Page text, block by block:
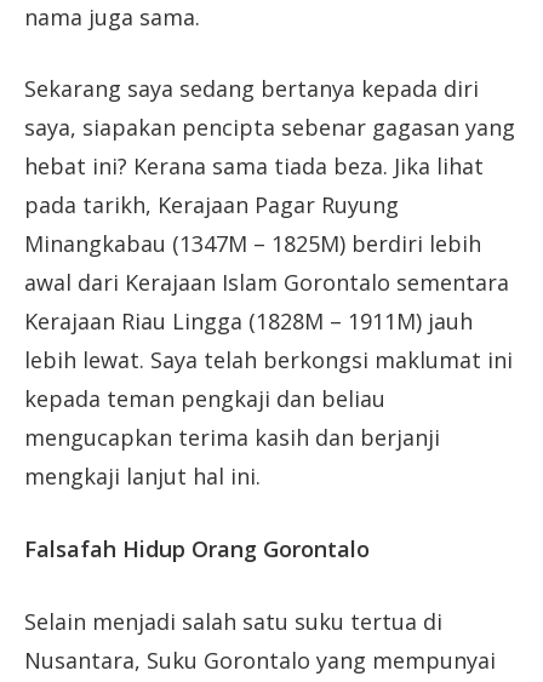
nama juga sama.
Sekarang saya sedang bertanya kepada diri
saya, siapakan pencipta sebenar gagasan yang
hebat ini? Kerana sama tiada beza. Jika lihat
pada tarikh, Kerajaan Pagar Ruyung
Minangkabau (1347M – 1825M) berdiri lebih
awal dari Kerajaan Islam Gorontalo sementara
Kerajaan Riau Lingga (1828M – 1911M) jauh
lebih lewat. Saya telah berkongsi maklumat ini
kepada teman pengkaji dan beliau
mengucapkan terima kasih dan berjanji
mengkaji lanjut hal ini.
Falsafah Hidup Orang Gorontalo
Selain menjadi salah satu suku tertua di
Nusantara, Suku Gorontalo yang mempunyai